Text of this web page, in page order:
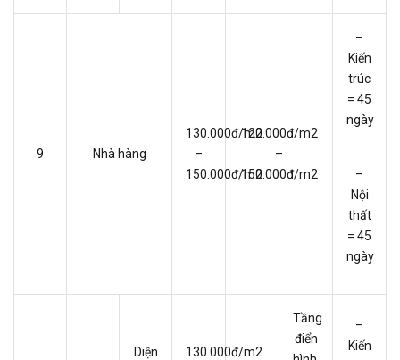
9 Nhà hàng
130.000đ/m2
–
150.000đ/m2
120.000đ/m2
–
150.000đ/m2
–
Kiến
trúc
= 45
ngày
–
Nội
thất
= 45
ngày
Diện
130.000đ/m2
Tầng
điển
–
Kiến